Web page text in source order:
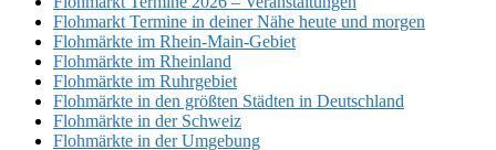
Flohmarkt Termine in deiner Nähe heute und morgen
Flohmärkte im Rhein-Main-Gebiet
Flohmärkte im Rheinland
Flohmärkte im Ruhrgebiet
Flohmärkte in den größten Städten in Deutschland
Flohmärkte in der Schweiz
Flohmärkte in der Umgebung